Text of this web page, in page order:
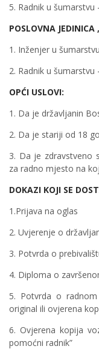
5. Radnik u šumarstvu
POSLOVNA JEDINICA
1. Inženjer u
2. Radnik u šumarstvu
OPĆI USLOVI:
1. Da je državljanin
2. Da je stariji od 18
3. Da je zdravstveno
za radno mjesto na
DOKAZI KOJI SE
1.Prijava na oglas
2. Uvjerenje o
3. Potvrda o
4. Diploma o
5. Potvrda o
original ili ovjerena
6. Ovjerena kopija
pomoćni radnik”